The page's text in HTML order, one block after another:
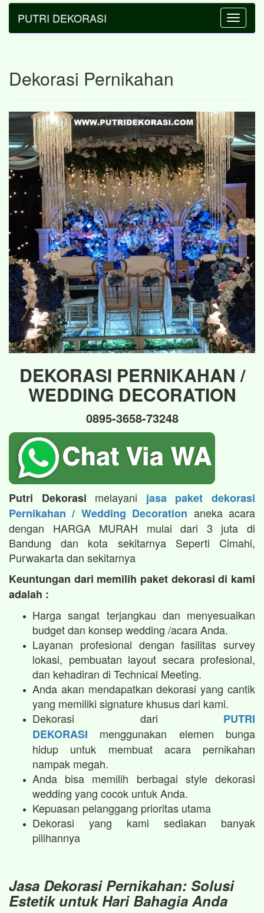
Toggle
PUTRI DEKORASI
Dekorasi Pernikahan
DEKORASI PERNIKAHAN /
WEDDING DECORATION
0895-3658-73248
Putri Dekorasi melayani jasa paket dekorasi
Pernikahan / Wedding Decoration aneka acara
dengan HARGA MURAH mulai dari 3 juta di
Bandung dan kota sekitarnya Seperti Cimahi,
Purwakarta dan sekitarnya
Keuntungan dari memilih paket dekorasi di kami
adalah :
Harga sangat terjangkau dan menyesuaikan
budget dan konsep wedding /acara Anda.
Layanan profesional dengan fasilitas survey
lokasi, pembuatan layout secara profesional,
dan kehadiran di Technical Meeting.
Anda akan mendapatkan dekorasi yang cantik
yang memiliki signature khusus dari kami.
Dekorasi dari PUTRI
DEKORASI menggunakan elemen bunga
hidup untuk membuat acara pernikahan
nampak megah.​
Anda bisa memilih berbagai style dekorasi
wedding yang cocok untuk Anda.
Kepuasan pelanggang prioritas utama
Dekorasi yang kami sediakan banyak
pilihannya
Jasa Dekorasi Pernikahan: Solusi
Estetik untuk Hari Bahagia Anda